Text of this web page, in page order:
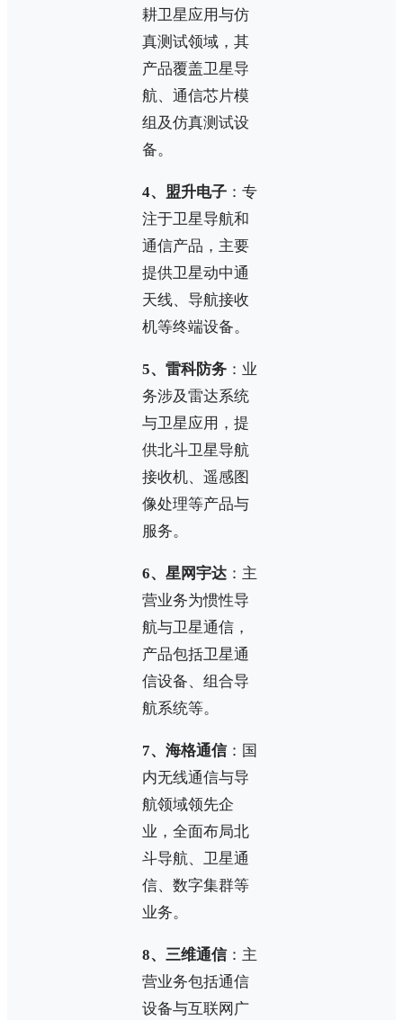
耕卫星应用与仿
真测试领域，其
产品覆盖卫星导
航、通信芯片模
组及仿真测试设
备。
4、盟升电子 ：专
注于卫星导航和
通信产品，主要
提供卫星动中通
天线、导航接收
机等终端设备。
5、雷科防务 ：业
务涉及雷达系统
与卫星应用，提
供北斗卫星导航
接收机、遥感图
像处理等产品与
服务。
6、星网宇达 ：主
营业务为惯性导
航与卫星通信，
产品包括卫星通
信设备、组合导
航系统等。
7、海格通信：国
内无线通信与导
航领域领先企
业，全面布局北
斗导航、卫星通
信、数字集群等
业务。
8、三维通信：主
营业务包括通信
设备与互联网广